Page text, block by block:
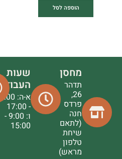
הוספה לסל
מחסן
תדהר
26,
פרדס
חנה
(לתאם
שיחת
טלפון
מראש)
שעות
א-ה: 9:00
- 17:00
ו: 9:00 -
15:00